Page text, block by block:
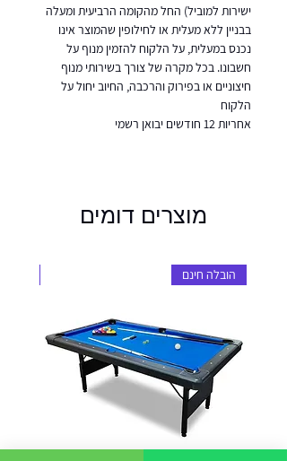
ישירות למוביל) החל מהקומה הרביעית ומעלה
בבניין ללא מעלית או לחילופין שהמוצר אינו
נכנס במעלית, על הלקוח להזמין מנוף על
חשבונו. בכל מקרה של צורך בשירותי מנוף
חיצוניים או בפירוק והרכבה, החיוב יחול על
הלקוח
אחריות 12 חודשים יבואן רשמי
מוצרים דומים
הובלה חינם